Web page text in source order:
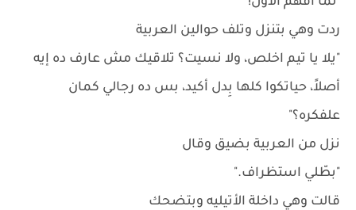
ردت وهي بتنزل وتلف حوالين العربية
"يلا يا تيم اخلص، ولا نسيت؟ تلاقيك مش عارف ده إيه
أصلاً، حياتكوا كلها بِدل أكيد، بس ده رجالي كمان
علفكره؟"
نزل من العربية بضيق وقال
"بطّلي استظراف."
قالت وهي داخلة الأتيليه وبتضحك